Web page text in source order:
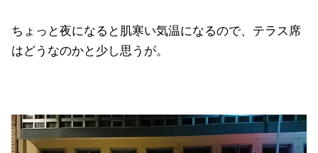
ちょっと夜になると肌寒い気温になるので、テラス席
はどうなのかと少し思うが。